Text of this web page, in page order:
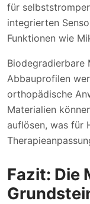
für
integrierten
Funktionen wie
Biodegradierbare
Abbauprofilen
orthopädische
Materialien
auflösen, was für
Fazit: Die